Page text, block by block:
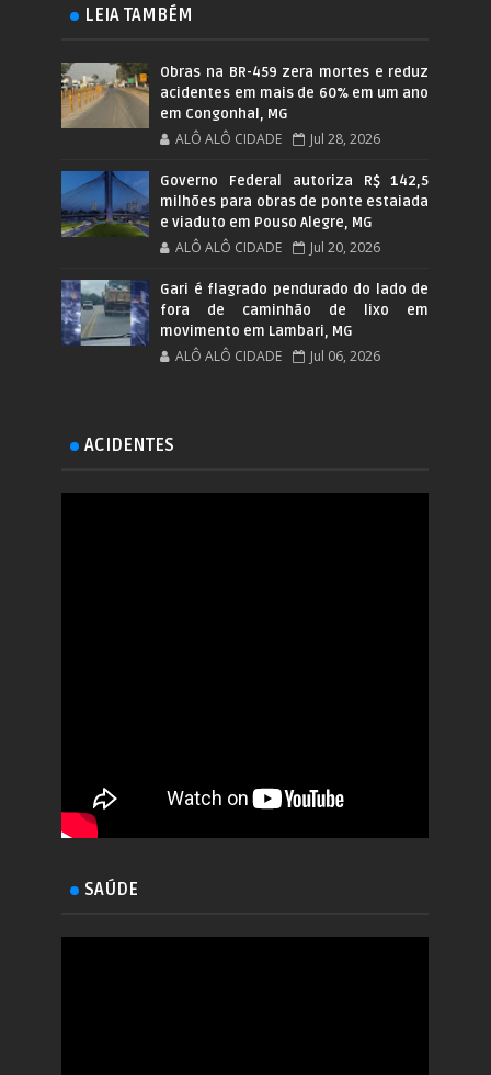
LEIA TAMBÉM
Obras na BR-459 zera mortes e reduz
acidentes em mais de 60% em um ano
em Congonhal, MG
ALÔ ALÔ CIDADE Jul 28, 2026
Governo Federal autoriza R$ 142,5
milhões para obras de ponte estaiada
e viaduto em Pouso Alegre, MG
ALÔ ALÔ CIDADE Jul 20, 2026
Gari é flagrado pendurado do lado de
fora de caminhão de lixo em
movimento em Lambari, MG
ALÔ ALÔ CIDADE Jul 06, 2026
ACIDENTES
SAÚDE